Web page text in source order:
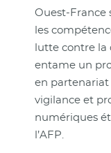
Ouest-France
les
lutte contre
entame un
en partenariat
vigilance et
numériques
l’AFP.